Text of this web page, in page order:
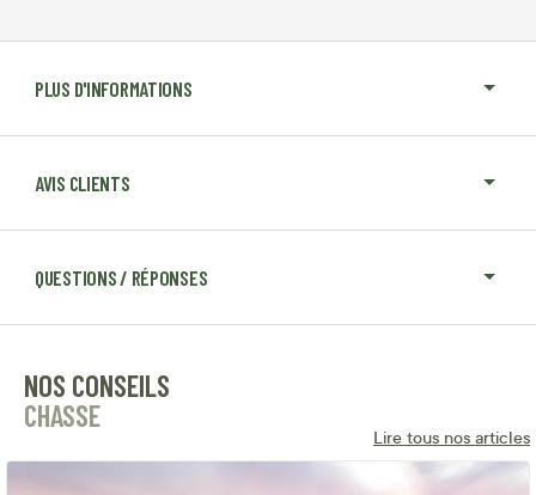
PLUS D'INFORMATIONS
AVIS CLIENTS
QUESTIONS / RÉPONSES
NOS CONSEILS
CHASSE
Lire tous nos articles